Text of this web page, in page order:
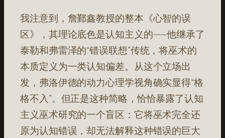
我注意到，詹鄞鑫教授的整本《心智的误
区》，其理论底色是认知主义的——他继承了
泰勒和弗雷泽的“错误联想”传统，将巫术的
本质定义为一类认知偏差。从这个立场出
发，弗洛伊德的动力心理学视角确实显得“格
格不入”。但正是这种简略，恰恰暴露了认知
主义巫术研究的一个盲区：它将巫术完全还
原为认知错误，却无法解释这种错误的巨大